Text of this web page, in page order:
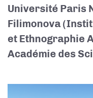
Université Paris
Filimonova
et Ethnographie
Académie des